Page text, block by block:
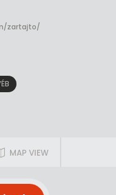
zartajto/
MAP VIEW